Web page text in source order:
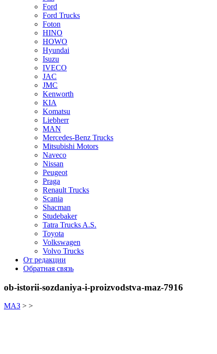
Ford
Ford Trucks
Foton
HINO
HOWO
Hyundai
Isuzu
IVECO
JAC
JMC
Kenworth
KIA
Komatsu
Liebherr
MAN
Mercedes-Benz Trucks
Mitsubishi Motors
Naveco
Nissan
Peugeot
Praga
Renault Trucks
Scania
Shacman
Studebaker
Tatra Trucks A.S.
Toyota
Volkswagen
Volvo Trucks
От редакции
Обратная связь
ob-istorii-sozdaniya-i-proizvodstva-maz-7916
МАЗ > >